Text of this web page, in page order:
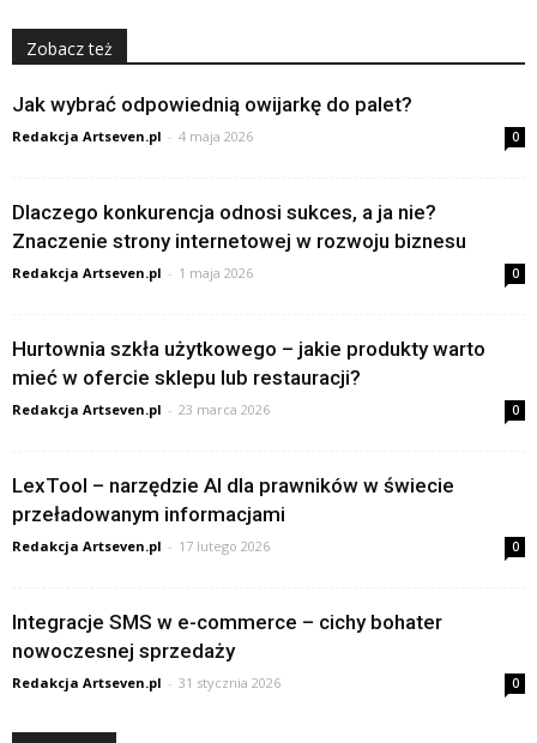
Zobacz też
Jak wybrać odpowiednią owijarkę do palet?
Redakcja Artseven.pl - 4 maja 2026 0
Dlaczego konkurencja odnosi sukces, a ja nie?
Znaczenie strony internetowej w rozwoju biznesu
Redakcja Artseven.pl - 1 maja 2026 0
Hurtownia szkła użytkowego – jakie produkty warto
mieć w ofercie sklepu lub restauracji?
Redakcja Artseven.pl - 23 marca 2026 0
LexTool – narzędzie AI dla prawników w świecie
przeładowanym informacjami
Redakcja Artseven.pl - 17 lutego 2026 0
Integracje SMS w e-commerce – cichy bohater
nowoczesnej sprzedaży
Redakcja Artseven.pl - 31 stycznia 2026 0